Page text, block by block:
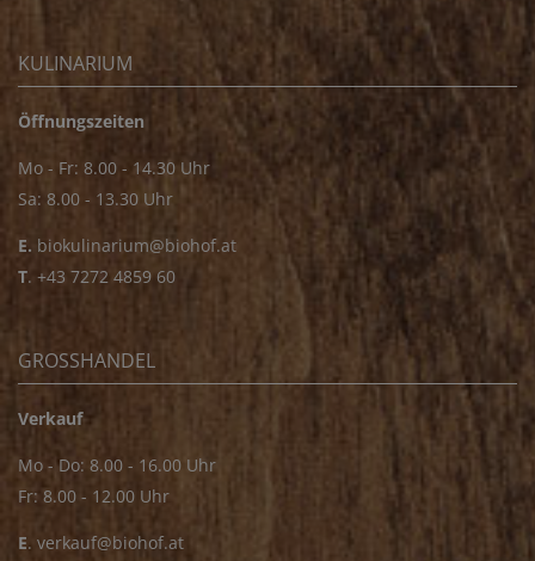
KULINARIUM
Öffnungszeiten
Mo - Fr: 8.00 - 14.30 Uhr
Sa: 8.00 - 13.30 Uhr
E. biokulinarium@biohof.at
T. +43 7272 4859 60
GROSSHANDEL
Verkauf
Mo - Do: 8.00 - 16.00 Uhr
Fr: 8.00 - 12.00 Uhr
E. verkauf@biohof.at